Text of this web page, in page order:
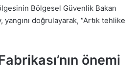
Bölgesel Güvenlik Bakan
doğrulayarak, “Artık tehlike
önemi